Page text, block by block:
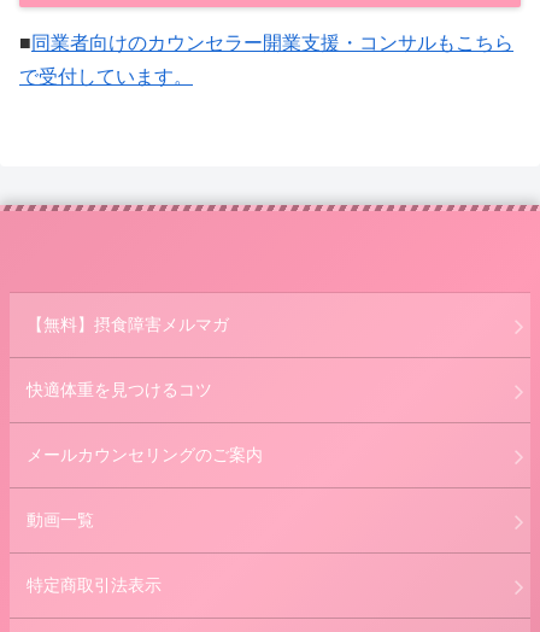
■同業者向けのカウンセラー開業支援・コンサルもこちら
で受付しています。
【無料】摂食障害メルマガ
快適体重を見つけるコツ
メールカウンセリングのご案内
動画一覧
特定商取引法表示